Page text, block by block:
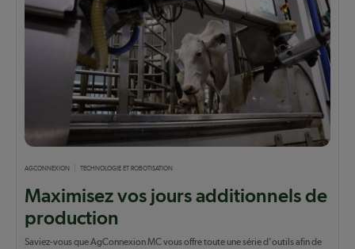
AGCONNEXION TECHNOLOGIE ET ROBOTISATION
Maximisez vos jours additionnels de
production
Saviez-vous que AgConnexion MC vous offre toute une série d'outils afin de